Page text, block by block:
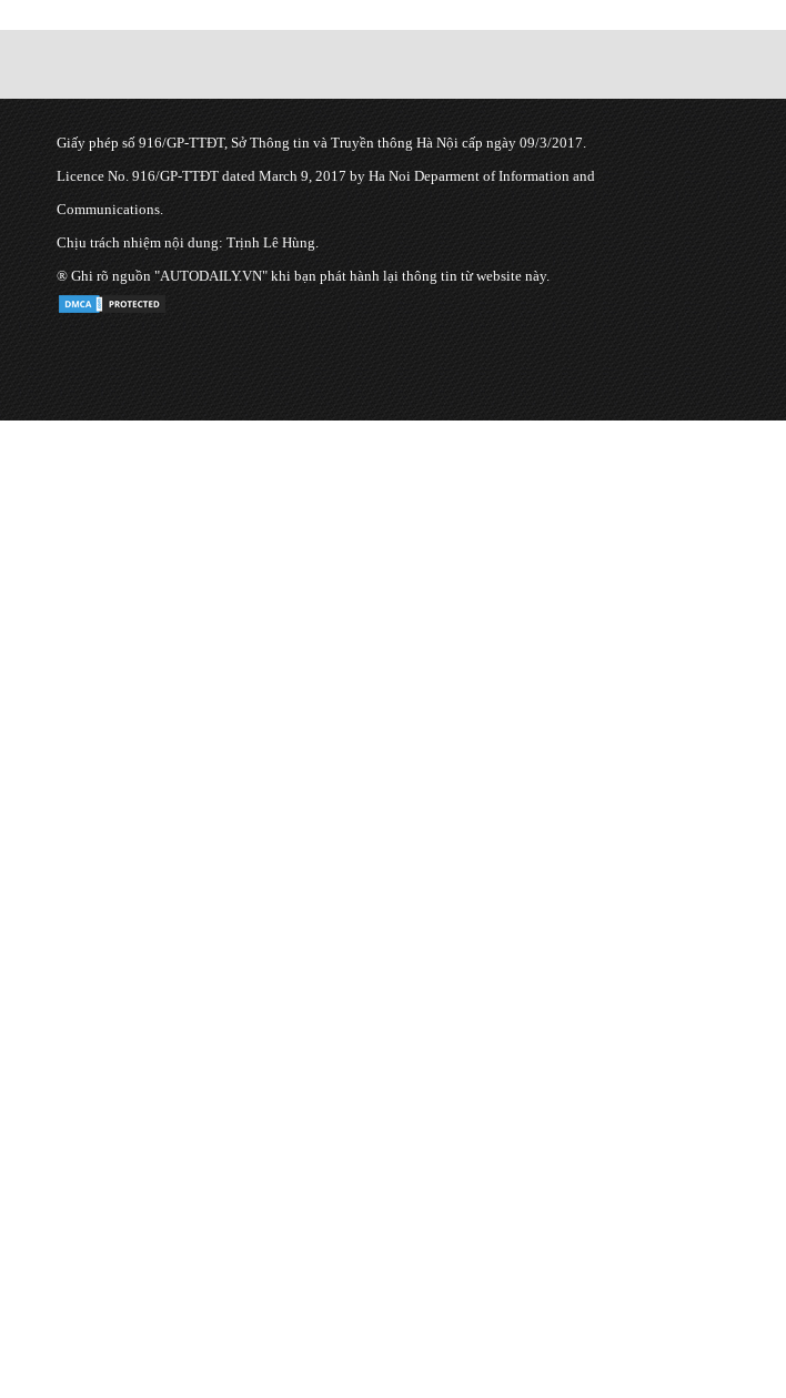
Giấy phép số 916/GP-TTĐT, Sở Thông tin và Truyền thông Hà Nội cấp ngày 09/3/2017.
Licence No. 916/GP-TTĐT dated March 9, 2017 by Ha Noi Deparment of Information and
Communications.
Chịu trách nhiệm nội dung: Trịnh Lê Hùng.
® Ghi rõ nguồn "AUTODAILY.VN" khi bạn phát hành lại thông tin từ website này.